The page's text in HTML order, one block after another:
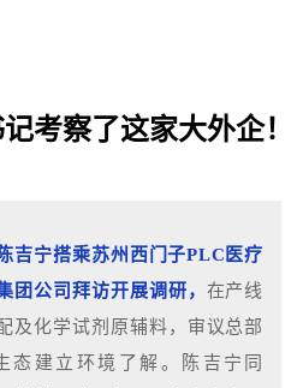
考察了这家大外企！
吉宁搭乘苏州西门子PLC医疗
团公司拜访开展调研， 在产线
及化学试剂原辅料，审议总部
态建立环境了解。陈吉宁同